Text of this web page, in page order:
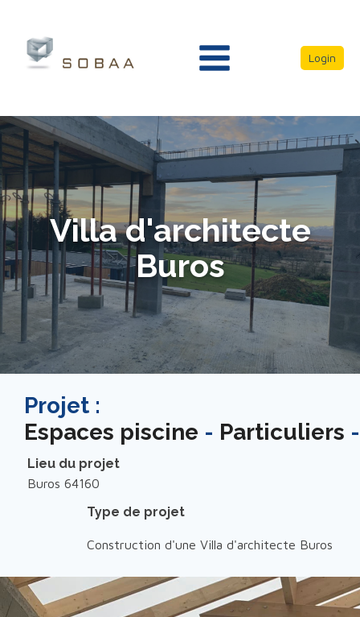
Login
Villa d'architecte
Buros
Projet :
Espaces piscine - Particuliers
Lieu du projet
Buros 64160
Type de projet
Construction d'une Villa d'architecte Buros